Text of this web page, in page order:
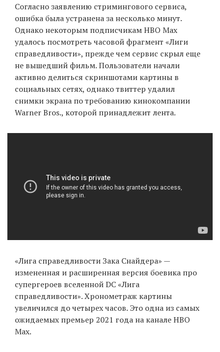
EN
UAСогласно заявлению стримингового сервиса,
ошибка была устранена за несколько минут.
Однако некоторым подписчикам HBO Max
удалось посмотреть часовой фрагмент «Лиги
справедливости», прежде чем сервис скрыл еще
не вышедший фильм. Пользователи начали
активно делиться скриншотами картины в
социальных сетях, однако твиттер удалил
снимки экрана по требованию кинокомпании
Warner Bros., которой принадлежит лента.
«Лига справедливости Зака Снайдера» —
измененная и расширенная версия боевика про
супергероев вселенной DC «Лига
справедливости». Хронометраж картины
увеличился до четырех часов. Это одна из самых
ожидаемых премьер 2021 года на канале HBO
Max.